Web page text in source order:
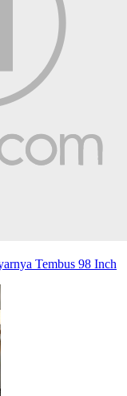
Tembus 98 Inch